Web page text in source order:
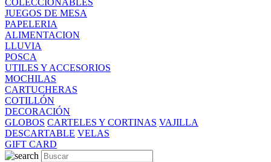
COLECCIONABLES
JUEGOS DE MESA
PAPELERIA
ALIMENTACION
LLUVIA
POSCA
UTILES Y ACCESORIOS
MOCHILAS
CARTUCHERAS
COTILLÓN
DECORACIÓN
GLOBOS CARTELES Y CORTINAS VAJILLA
DESCARTABLE VELAS
GIFT CARD